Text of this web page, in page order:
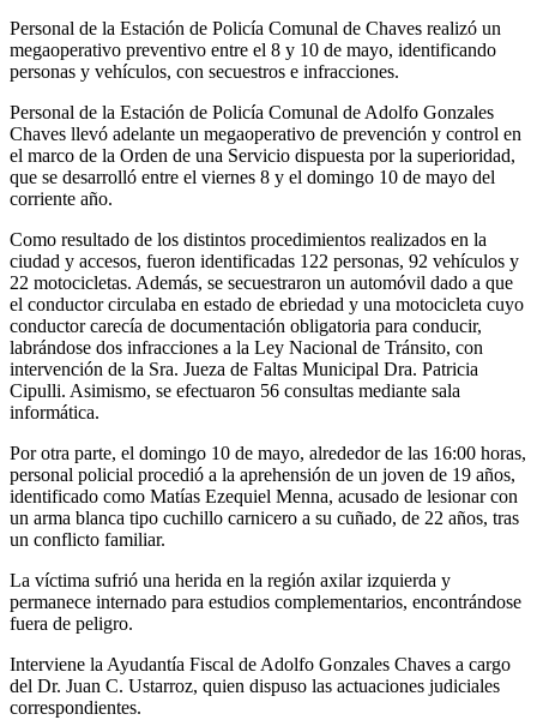
Personal de la Estación de Policía Comunal de Chaves realizó un
megaoperativo preventivo entre el 8 y 10 de mayo, identificando
personas y vehículos, con secuestros e infracciones.
Personal de la Estación de Policía Comunal de Adolfo Gonzales
Chaves llevó adelante un megaoperativo de prevención y control en
el marco de la Orden de una Servicio dispuesta por la superioridad,
que se desarrolló entre el viernes 8 y el domingo 10 de mayo del
corriente año.
Como resultado de los distintos procedimientos realizados en la
ciudad y accesos, fueron identificadas 122 personas, 92 vehículos y
22 motocicletas. Además, se secuestraron un automóvil dado a que
el conductor circulaba en estado de ebriedad y una motocicleta cuyo
conductor carecía de documentación obligatoria para conducir,
labrándose dos infracciones a la Ley Nacional de Tránsito, con
intervención de la Sra. Jueza de Faltas Municipal Dra. Patricia
Cipulli. Asimismo, se efectuaron 56 consultas mediante sala
informática.
Por otra parte, el domingo 10 de mayo, alrededor de las 16:00 horas,
personal policial procedió a la aprehensión de un joven de 19 años,
identificado como Matías Ezequiel Menna, acusado de lesionar con
un arma blanca tipo cuchillo carnicero a su cuñado, de 22 años, tras
un conflicto familiar.
La víctima sufrió una herida en la región axilar izquierda y
permanece internado para estudios complementarios, encontrándose
fuera de peligro.
Interviene la Ayudantía Fiscal de Adolfo Gonzales Chaves a cargo
del Dr. Juan C. Ustarroz, quien dispuso las actuaciones judiciales
correspondientes.